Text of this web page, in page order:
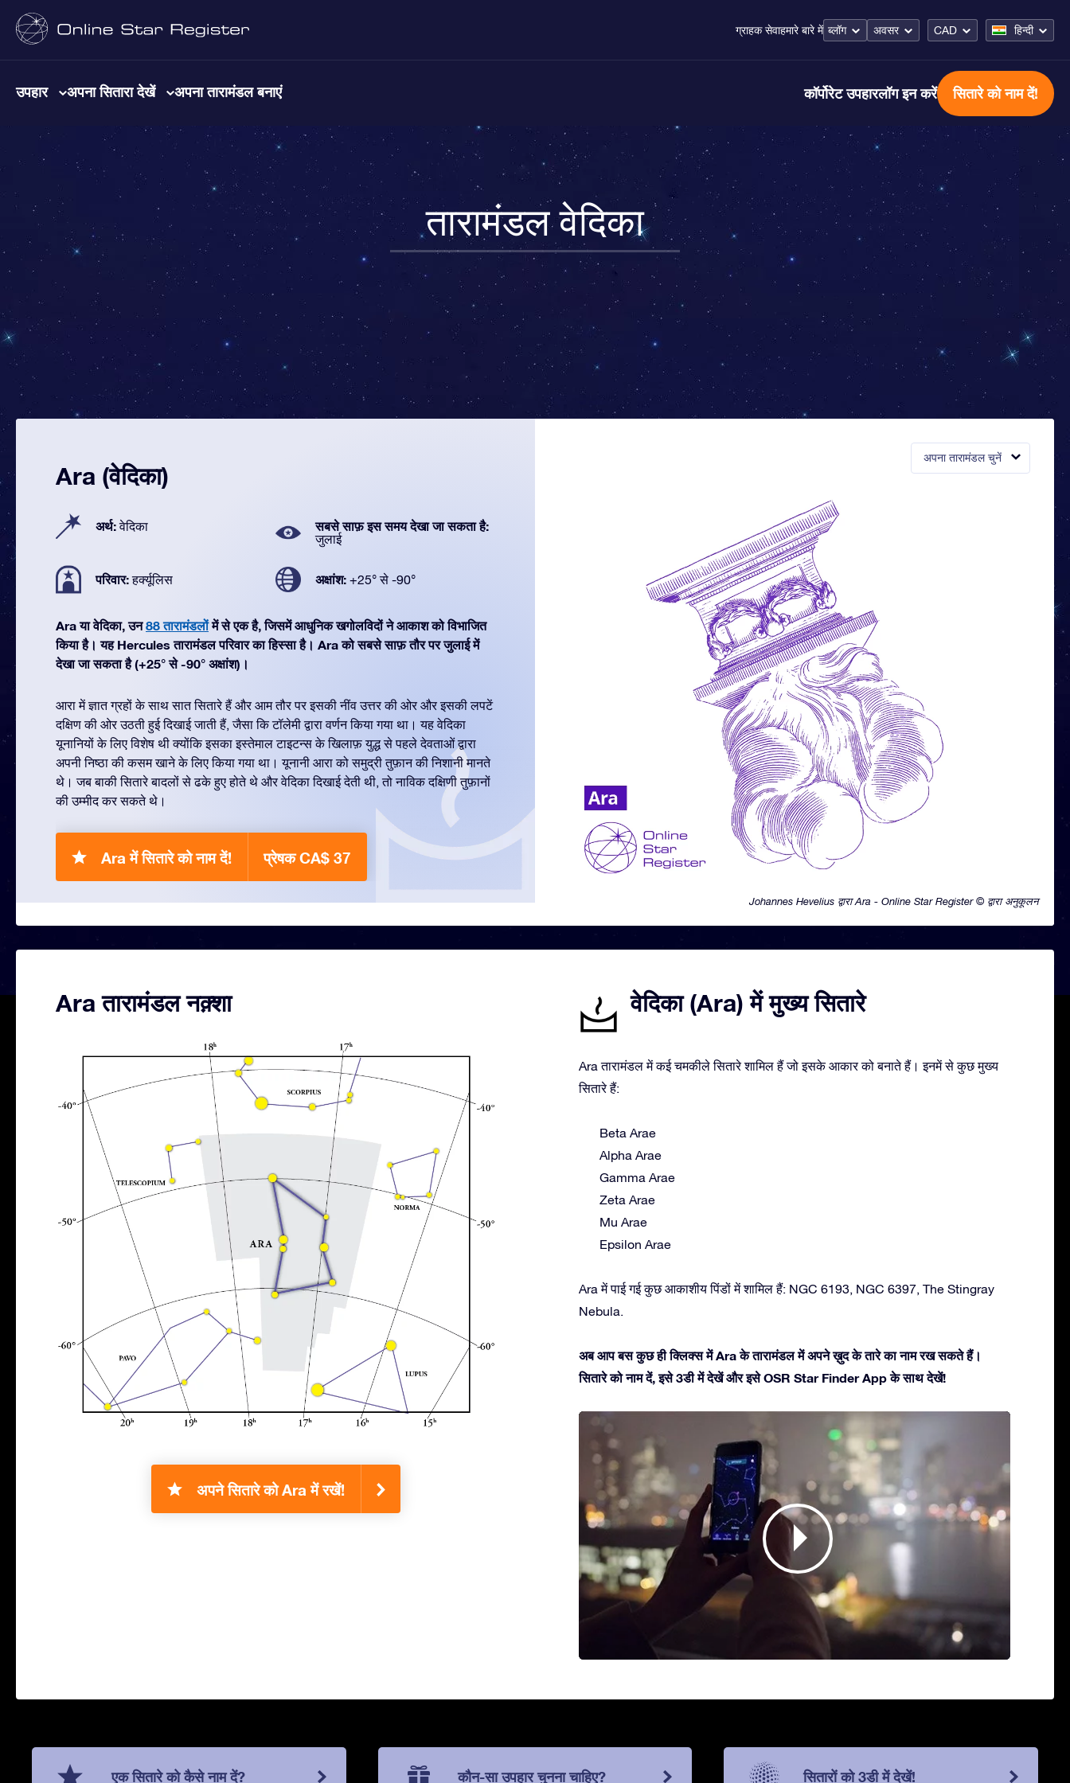
ग्राहक सेवाहमारे बारे में ब्लॉग अवसर CAD हिन्दी
उपहार अपना सितारा देखें अपना तारामंडल बनाएं कॉर्पोरेट उपहारलॉग इन करें सितारे को नाम दें!
तारामंडल वेदिका
अपना तारामंडल चुनें
Johannes Hevelius द्वारा Ara - Online Star Register © द्वारा अनुकूलन
Ara (वेदिका)
अर्थ:वेदिका सबसे साफ़ इस समय देखा जा सकता है:
जुलाई
परिवार:हर्क्यूलिस अक्षांश: +25° से -90°
Ara या वेदिका, उन88 तारामंडलोंमें से एक है, जिसमें आधुनिक खगोलविदों ने आकाश को विभाजित
किया है। यह Hercules तारामंडल परिवार का हिस्सा है। Ara को सबसे साफ़ तौर पर जुलाई में
देखा जा सकता है (+25° से -90° अक्षांश)।
आरा में ज्ञात ग्रहों के साथ सात सितारे हैं और आम तौर पर इसकी नींव उत्तर की ओर और इसकी लपटें
दक्षिण की ओर उठती हुई दिखाई जाती हैं, जैसा कि टॉलेमी द्वारा वर्णन किया गया था। यह वेदिका
यूनानियों के लिए विशेष थी क्योंकि इसका इस्तेमाल टाइटन्स के खिलाफ़ युद्ध से पहले देवताओं द्वारा
अपनी निष्ठा की कसम खाने के लिए किया गया था। यूनानी आरा को समुद्री तुफ़ान की निशानी मानते
थे। जब बाकी सितारे बादलों से ढके हुए होते थे और वेदिका दिखाई देती थी, तो नाविक दक्षिणी तुफ़ानों
की उम्मीद कर सकते थे।
Ara में सितारे को नाम दें! प्रेषक CA$ 37
Ara तारामंडल नक़्शा
अपने सितारे को Ara में रखें!
वेदिका (Ara) में मुख्य सितारे
Ara तारामंडल में कई चमकीले सितारे शामिल हैं जो इसके आकार को बनाते हैं। इनमें से कुछ मुख्य
सितारे हैं:
Beta Arae
Alpha Arae
Gamma Arae
Zeta Arae
Mu Arae
Epsilon Arae
Ara में पाई गई कुछ आकाशीय पिंडों में शामिल हैं: NGC 6193, NGC 6397, The Stingray
Nebula.
अब आप बस कुछ ही क्लिक्स में Ara के तारामंडल में अपने ख़ुद के तारे का नाम रख सकते हैं।
सितारे को नाम दें, इसे 3डी में देखें और इसे OSR Star Finder App के साथ देखें!
एक सितारे को कैसे नाम दें? कौन-सा उपहार चुनना चाहिए? सितारों को 3डी में देखें!